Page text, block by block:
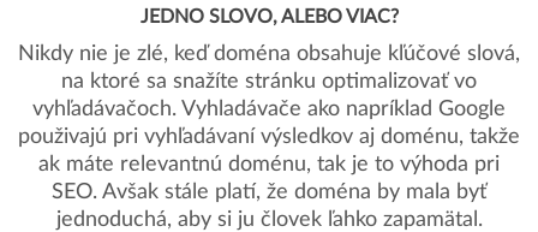
JEDNO SLOVO, ALEBO VIAC?
Nikdy nie je zlé, keď doména obsahuje kľúčové slová,
na ktoré sa snažíte stránku optimalizovať vo
vyhľadávačoch. Vyhladávače ako napríklad Google
použivajú pri vyhľadávaní výsledkov aj doménu, takže
ak máte relevantnú doménu, tak je to výhoda pri
SEO. Avšak stále platí, že doména by mala byť
jednoduchá, aby si ju človek ľahko zapamätal.